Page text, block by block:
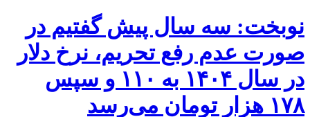
نوبخت: سه سال پیش گفتیم در
صورت عدم رفع تحریم، نرخ دلار
در سال ۱۴۰۴ به ۱۱۰ و سپس
۱۷۸ هزار تومان می‌رسد